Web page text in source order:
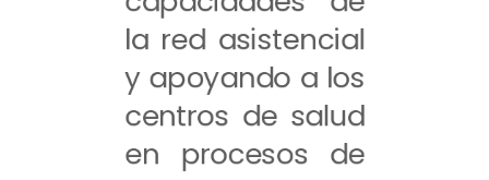
la red asistencial
y apoyando a los
centros de salud
en procesos de